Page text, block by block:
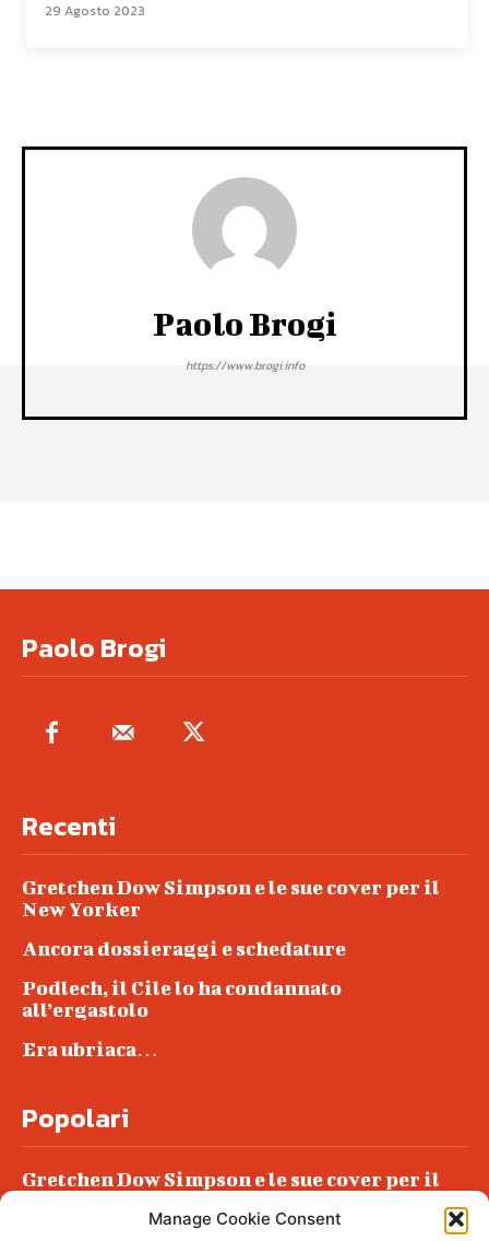
Manage Cookie Consent
29 Agosto 2023
Paolo Brogi
https://www.brogi.info
Paolo Brogi
Recenti
Gretchen Dow Simpson e le sue cover per il
New Yorker
Ancora dossieraggi e schedature
Podlech, il Cile lo ha condannato
all’ergastolo
Era ubriaca…
Popolari
Gretchen Dow Simpson e le sue cover per il